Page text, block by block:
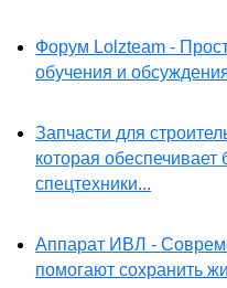
Форум Lolzteam -
обучения и
Запчасти для
которая
спецтехники...
Аппарат ИВЛ -
помогают сохранить